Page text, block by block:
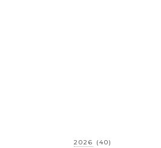
2026 (40)